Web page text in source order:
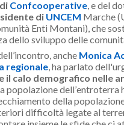
Confcooperative, e del
di UNCEM Marche
Enti Montani), che
dello sviluppo delle
anche Monica
regionale, ha parlato
calo demografico nelle
popolazione dell’entroterra
della
difficoltà legate al